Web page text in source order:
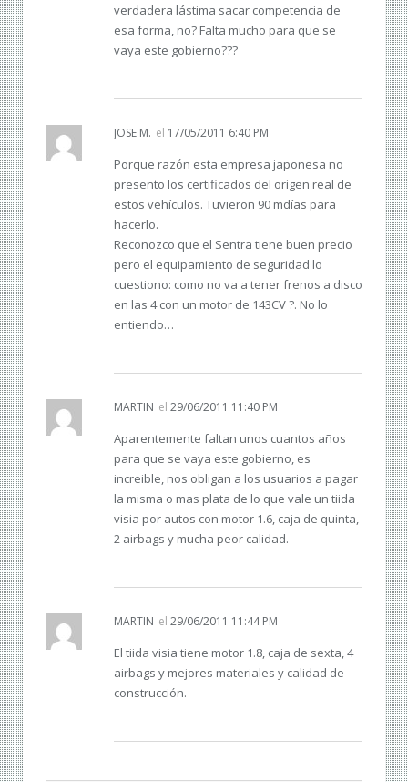
verdadera lástima sacar competencia de
esa forma, no? Falta mucho para que se
vaya este gobierno???
JOSE M. el 17/05/2011 6:40 PM
Porque razón esta empresa japonesa no
presento los certificados del origen real de
estos vehículos. Tuvieron 90 mdías para
hacerlo.
Reconozco que el Sentra tiene buen precio
pero el equipamiento de seguridad lo
cuestiono: como no va a tener frenos a disco
en las 4 con un motor de 143CV ?. No lo
entiendo…
MARTIN el 29/06/2011 11:40 PM
Aparentemente faltan unos cuantos años
para que se vaya este gobierno, es
increible, nos obligan a los usuarios a pagar
la misma o mas plata de lo que vale un tiida
visia por autos con motor 1.6, caja de quinta,
2 airbags y mucha peor calidad.
MARTIN el 29/06/2011 11:44 PM
El tiida visia tiene motor 1.8, caja de sexta, 4
airbags y mejores materiales y calidad de
construcción.